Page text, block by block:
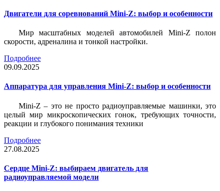
Двигатели для соревнований Mini-Z: выбор и особенности
Мир масштабных моделей автомобилей Mini-Z полон
скорости, адреналина и тонкой настройки.
Подробнее
09.09.2025
Аппаратура для управления Mini-Z: выбор и особенности
Mini-Z – это не просто радиоуправляемые машинки, это
целый мир микроскопических гонок, требующих точности,
реакции и глубокого понимания техники
Подробнее
27.08.2025
Сердце Mini-Z: выбираем двигатель для
радиоуправляемой модели